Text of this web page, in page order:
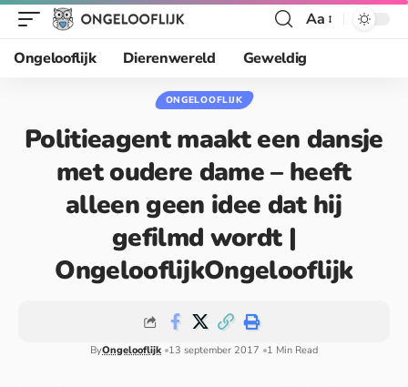
Aa
Ongelooflijk
Dierenwereld Geweldig
ONGELOOFLIJK
Politieagent maakt een dansje
met oudere dame – heeft
alleen geen idee dat hij
gefilmd wordt |
OngelooflijkOngelooflijk
ByOngelooflijk 13 september 2017 1 Min Read